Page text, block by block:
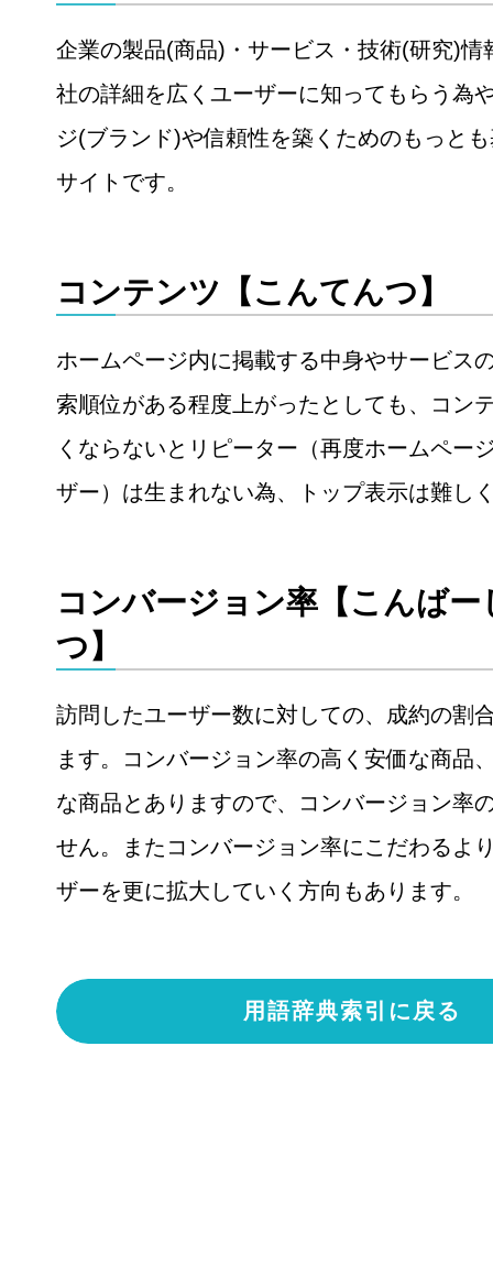
企業の製品(商品)・サービス・技術(研究)情
社の詳細を広くユーザーに知ってもらう為
ジ(ブランド)や信頼性を築くためのもっと
サイトです。
コンテンツ【こんてんつ】
ホームページ内に掲載する中身やサービス
索順位がある程度上がったとしても、コン
くならないとリピーター（再度ホームペー
ザー）は生まれない為、トップ表示は難し
コンバージョン率【こんばー
つ】
訪問したユーザー数に対しての、成約の割
ます。コンバージョン率の高く安価な商品
な商品とありますので、コンバージョン率
せん。またコンバージョン率にこだわるよ
ザーを更に拡大していく方向もあります。
用語辞典索引に戻る